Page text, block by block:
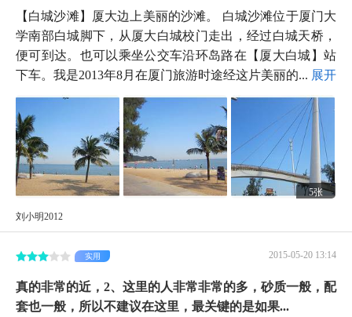
【白城沙滩】厦大边上美丽的沙滩。 白城沙滩位于厦门大
学南部白城脚下，从厦大白城校门走出，经过白城天桥，
便可到达。也可以乘坐公交车沿环岛路在【厦大白城】站
下车。我是2013年8月在厦门旅游时途经这片美丽的...
展开
5张
刘小明2012
2015-05-20 13:14
实用
真的非常的近，2、这里的人非常非常的多，砂质一般，配
套也一般，所以不建议在这里，最关键的是如果...